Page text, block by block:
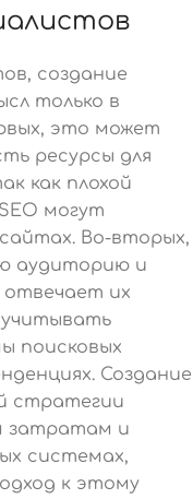
создание
только в
это может
ресурсы для
как плохой
могут
Во-вторых,
аудиторию и
их
поисковых
Создание
стратегии
затратам и
системах,
к этому